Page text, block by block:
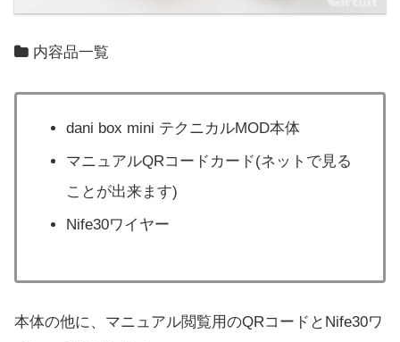
内容品一覧
dani box mini テクニカルMOD本体
マニュアルQRコードカード(ネットで見る
ことが出来ます)
Nife30ワイヤー
本体の他に、マニュアル閲覧用のQRコードとNife30ワ